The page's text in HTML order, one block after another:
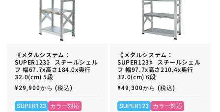
《メタルシステム：
SUPER123》 スチールシェル
フ 幅67.7x高さ184.0x奥行
32.0(cm) 5段
通
価
格
¥29,900から (税込)
SUPER123 カラー対応
《メタルシステム：
SUPER123》 スチールシェル
フ 幅97.7x高さ210.4x奥行
32.0(cm) 6段
通
価
格
¥49,300から (税込)
SUPER123 カラー対応